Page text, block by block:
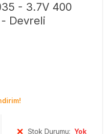
- 3.7V 400
Devreli
Stok Durumu:Yok